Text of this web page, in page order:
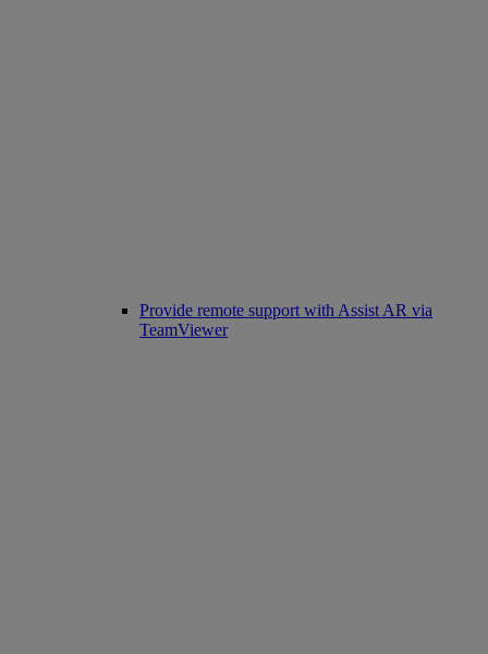
Provide remote support with Assist AR via
TeamViewer